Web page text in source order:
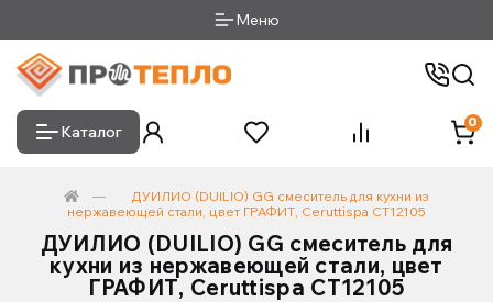
Меню
Каталог
0
ДУИЛИО (DUILIO) GG смеситель для кухни из
нержавеющей стали, цвет ГРАФИТ, Ceruttispa CT12105
ДУИЛИО (DUILIO) GG смеситель для
кухни из нержавеющей стали, цвет
ГРАФИТ, Ceruttispa CT12105